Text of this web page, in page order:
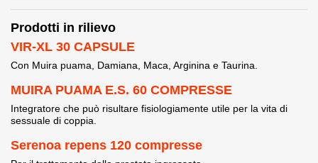
Prodotti in rilievo
VIR-XL 30 CAPSULE
Con Muira puama, Damiana, Maca, Arginina e Taurina.
MUIRA PUAMA E.S. 60 COMPRESSE
Integratore che può risultare fisiologiamente utile per la vita di
sessuale di coppia.
Serenoa repens 120 compresse